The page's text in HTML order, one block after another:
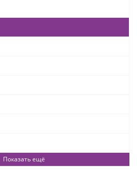
Показать ещё